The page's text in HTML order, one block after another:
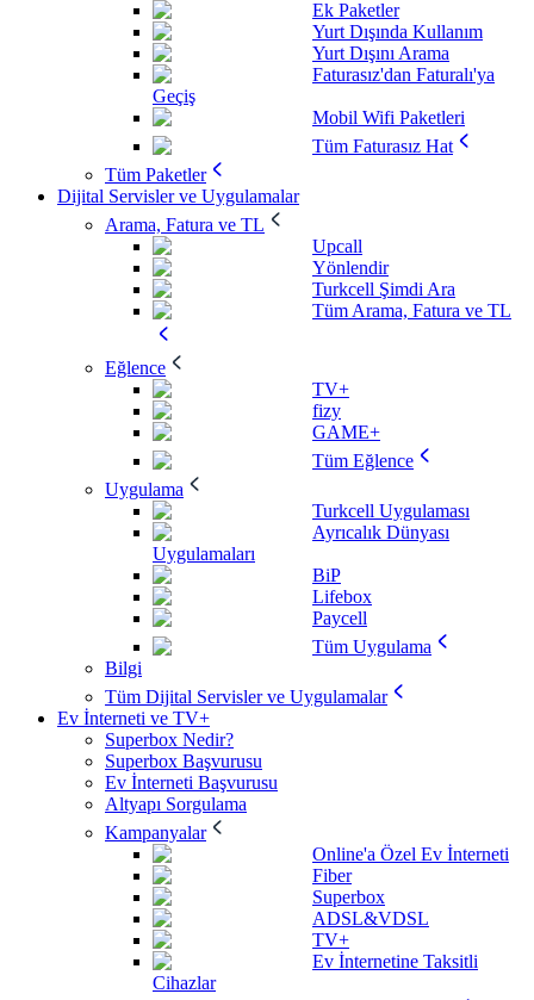
Ek Paketler
Yurt Dışında Kullanım
Yurt Dışını Arama
Faturasız'dan Faturalı'ya
Geçiş
Mobil Wifi Paketleri
Tüm Faturasız Hat
Tüm Paketler
Dijital Servisler ve Uygulamalar
Arama, Fatura ve TL
Upcall
Yönlendir
Turkcell Şimdi Ara
Tüm Arama, Fatura ve TL
Eğlence
TV+
fizy
GAME+
Tüm Eğlence
Uygulama
Turkcell Uygulaması
Ayrıcalık Dünyası
Uygulamaları
BiP
Lifebox
Paycell
Tüm Uygulama
Bilgi
Tüm Dijital Servisler ve Uygulamalar
Ev İnterneti ve TV+
Superbox Nedir?
Superbox Başvurusu
Ev İnterneti Başvurusu
Altyapı Sorgulama
Kampanyalar
Online'a Özel Ev İnterneti
Fiber
Superbox
ADSL&VDSL
TV+
Ev İnternetine Taksitli
Cihazlar